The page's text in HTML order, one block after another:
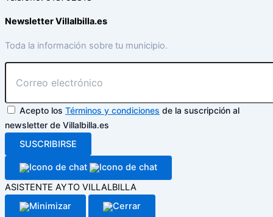
Newsletter Villalbilla.es
Toda la información sobre tu municipio.
Acepto los Términos y condiciones de la suscripción al
newsletter de Villalbilla.es
SUSCRIBIRSE
ASISTENTE AYTO VILLALBILLA